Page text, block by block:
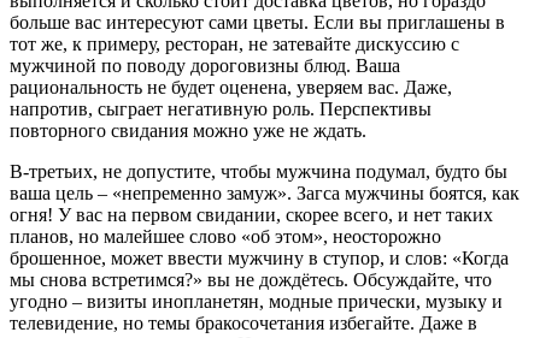
больше вас интересуют сами цветы. Если вы приглашены в
тот же, к примеру, ресторан, не затевайте дискуссию с
мужчиной по поводу дороговизны блюд. Ваша
рациональность не будет оценена, уверяем вас. Даже,
напротив, сыграет негативную роль. Перспективы
повторного свидания можно уже не ждать.
В-третьих, не допустите, чтобы мужчина подумал, будто бы
ваша цель – «непременно замуж». Загса мужчины боятся, как
огня! У вас на первом свидании, скорее всего, и нет таких
планов, но малейшее слово «об этом», неосторожно
брошенное, может ввести мужчину в ступор, и слов: «Когда
мы снова встретимся?» вы не дождётесь. Обсуждайте, что
угодно – визиты инопланетян, модные прически, музыку и
телевидение, но темы бракосочетания избегайте. Даже в